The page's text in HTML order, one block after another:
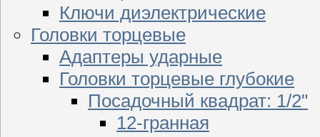
Ключи диэлектрические
Головки торцевые
Адаптеры ударные
Головки торцевые глубокие
Посадочный квадрат: 1/2"
12-гранная